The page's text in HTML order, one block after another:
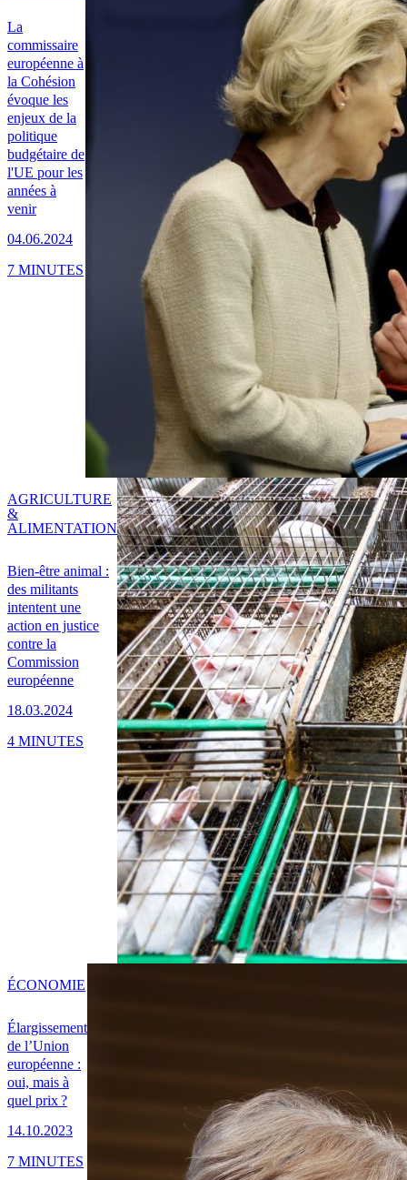
La
commissaire
européenne à
la Cohésion
évoque les
enjeux de la
politique
budgétaire de
l'UE pour les
années à
venir
04.06.2024
7 MINUTES
Bien-être animal :
des militants
intentent une
action en justice
contre la
Commission
européenne
18.03.2024
AGRICULTURE
&
ALIMENTATION
4 MINUTES
Élargissement
de l’Union
européenne :
oui, mais à
quel prix ?
14.10.2023
ÉCONOMIE
7 MINUTES